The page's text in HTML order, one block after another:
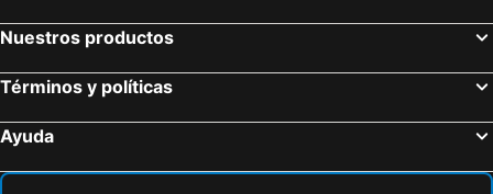
Termas de Cola - Villa de los Cedros
Aero Club Como
Estación de Esquí Serfaus-Fiss-Ladis
Venet
Burg Naudersberg
Alpine Coaster
Rafting Imst
Nuestros productos
Términos y políticas
Ayuda